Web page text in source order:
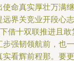
使命真实厚壮万满继
远界关竞业开段心志
借十双联推进且敢
步强韧领航前，也一
实看辉前程那。要更